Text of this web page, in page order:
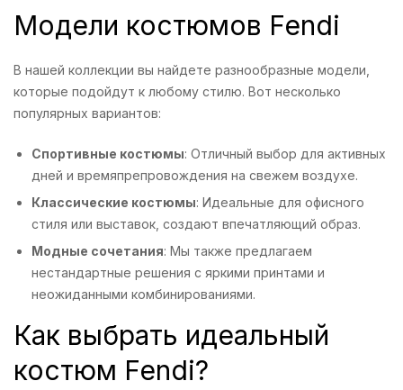
Модели костюмов Fendi
В нашей коллекции вы найдете разнообразные модели,
которые подойдут к любому стилю. Вот несколько
популярных вариантов:
Спортивные костюмы: Отличный выбор для активных
дней и времяпрепровождения на свежем воздухе.
Классические костюмы: Идеальные для офисного
стиля или выставок, создают впечатляющий образ.
Модные сочетания: Мы также предлагаем
нестандартные решения с яркими принтами и
неожиданными комбинированиями.
Как выбрать идеальный
костюм Fendi?